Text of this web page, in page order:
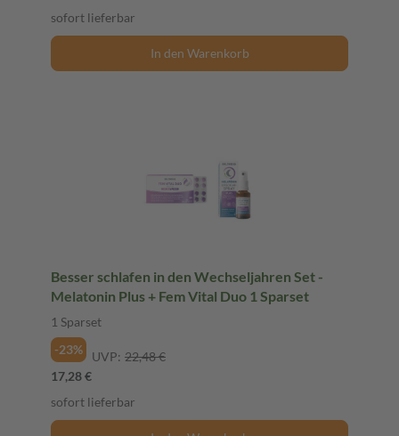
sofort lieferbar
In den Warenkorb
Besser schlafen in den Wechseljahren Set -
Melatonin Plus + Fem Vital Duo 1 Sparset
1 Sparset
-23%
UVP: 22,48 €
17,28 €
sofort lieferbar